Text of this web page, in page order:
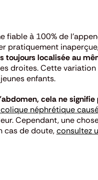
fiable à 100% de
pratiquement
toujours localisée au
droites. Cette
enfants.
cela ne signifie
néphrétique
Cependant, une
cas de doute,consultez